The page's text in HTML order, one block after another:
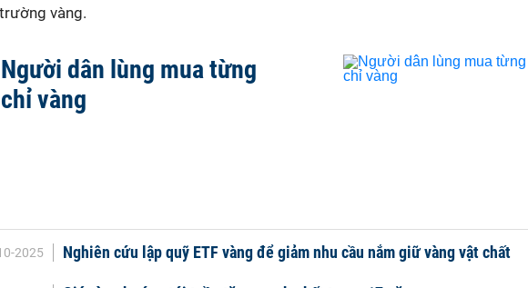
vàng.
Người dân lùng mua từng
chỉ vàng
2025 Nghiên cứu lập quỹ ETF vàng để giảm nhu cầu nắm giữ vàng vật chất